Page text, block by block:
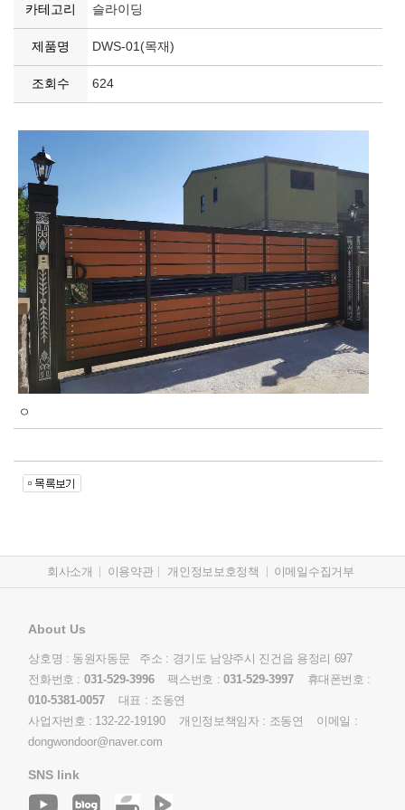
카테고리 슬라이딩
제품명 DWS-01(목재)
조회수 624
ㅇ
회사소개 이용약관 개인정보보호정책 이메일수집거부
About Us
상호명 : 동원자동문 주소 : 경기도 남양주시 진건읍 용정리 697
전화번호 : 031-529-3996팩스번호 : 031-529-3997휴대폰번호 :
010-5381-0057 대표 : 조동연
사업자번호 : 132-22-19190 개인정보책임자 : 조동연 이메일 :
dongwondoor@naver.com
SNS link